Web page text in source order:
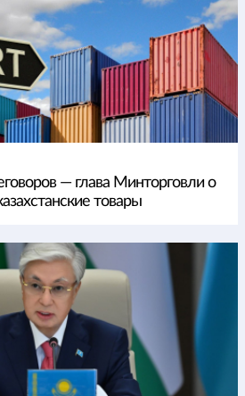
— глава Минторговли о
товары